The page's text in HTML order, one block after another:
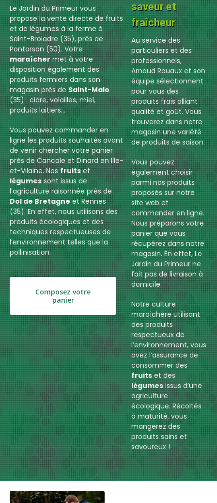
Le Jardin du Primeur vous
propose la vente directe de fruits
et de légumes à la ferme à
Saint-Broladre (35), près de
Pontorson (50). Votre
maraîchermet à votre
disposition également des
produits fermiers dans son
magasin près deSaint-Malo
(35) : cidre, volailles, miel,
produits laitiers…
Vous pouvez commander en
ligne les produits souhaités avant
de venir chercher votre panier
près de Cancale et Dinard en Ille-
et-Vilaine. Nosfruitset
légumessont issus de
l’agriculture raisonnée près de
Dol de Bretagneet Rennes
(35). En effet, nous utilisons des
produits écologiques et des
techniques respectueuses de
l’environnement telles que la
pollinisation.
Composez votre
panier
saveur et
fraîcheur
Au service des
particuliers et des
professionnels,
Arnaud Rouaux et son
équipe sélectionnent
pour vous des
produits frais alliant
qualité et goût. Vous
trouverez dans notre
magasin une variété
de produits de saison.
Vous pouvez
également choisir
parmi nos produits
proposés sur notre
site web et
commander en ligne.
Nous préparons votre
panier que vous
récupérez dans notre
magasin. En effet, Le
Jardin du Primeur ne
fait pas de livraison à
domicile.
Notre culture
maraîchère utilisant
des produits
respectueux de
l’environnement, vous
avez l’assurance de
consommer des
fruitset des
légumesissus d’une
agriculture
écologique. Récoltés
à maturité, vous
mangerez des
produits sains et
savoureux !